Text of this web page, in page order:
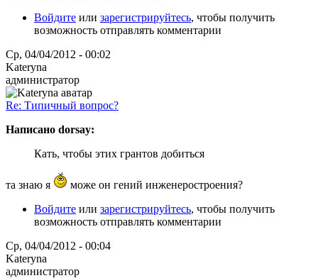
Войдите или зарегистрируйтесь, чтобы получить
возможность отправлять комментарии
Ср, 04/04/2012 - 00:02
Kateryna
администратор
Re: Типичный вопрос?
Написано dorsay:
Кать, чтобы этих грантов добиться
та знаю я
може он гений инженеростроения?
Войдите или зарегистрируйтесь, чтобы получить
возможность отправлять комментарии
Ср, 04/04/2012 - 00:04
Kateryna
администратор